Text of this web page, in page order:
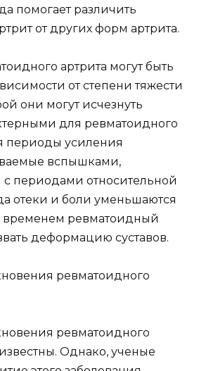
помогает различить
от других форм артрита.
артрита могут быть
от степени тяжести
они могут исчезнуть
для ревматоидного
периоды усиления
вспышками,
периодами относительной
отеки и боли уменьшаются
временем ревматоидный
деформацию суставов.
ревматоидного
ревматоидного
Однако, ученые